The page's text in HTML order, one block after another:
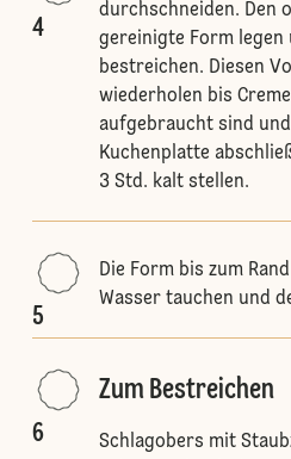
4
durchschneiden. Den
gereinigte Form legen
bestreichen. Diesen
wiederholen bis
aufgebraucht sind
Kuchenplatte
3 Std. kalt stellen.
5
Die Form bis zum
Wasser tauchen und
6
Zum Bestreichen
Schlagobers mit